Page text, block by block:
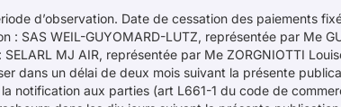
d’observation. Date de cessation des paiements
SAS WEIL-GUYOMARD-LUTZ, représentée par Me
MJ AIR, représentée par Me ZORGNIOTTI
dans un délai de deux mois suivant la présente
notification aux parties (art L661-1 du code de